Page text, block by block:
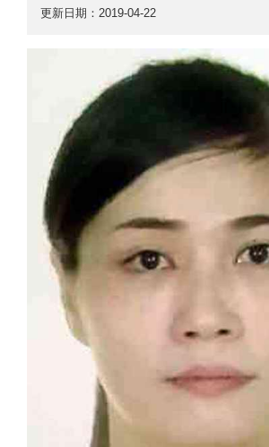
更新日期：2019-04-22